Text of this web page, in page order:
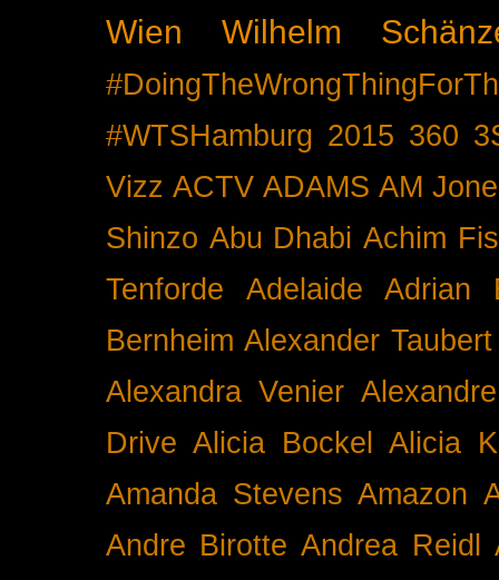
Wien
Wilhelm
#WTSHamburg 2015 360
Vizz ACTV ADAMS AM
Shinzo Abu Dhabi Achim
Tenforde
Adelaide
Adrian
Bernheim Alexander Taubert
Alexandra Venier
Drive Alicia Bockel
Alicia
Amanda Stevens Amazon
Andre Birotte Andrea Reidl